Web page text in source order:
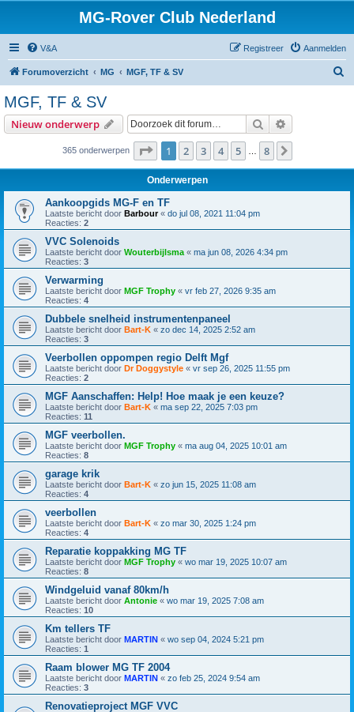
MG-Rover Club Nederland
V&A Aanmelden
Registreer
Forumoverzicht MG MGF, TF & SV
MGF, TF & SV
Nieuw onderwerp Zoek
365 onderwerpen Pagina van 8
1 2 3 4 5 8
Onderwerpen
Aankoopgids MG-F en TF
Laatste bericht door Barbour« do jul 08, 2021 11:04 pm
Reacties: 2
VVC Solenoids
Laatste bericht door Wouterbijlsma « ma jun 08, 2026 4:34 pm
Reacties: 3
Verwarming
Laatste bericht door MGF Trophy « vr feb 27, 2026 9:35 am
Reacties: 4
Dubbele snelheid instrumentenpaneel
Laatste bericht door Bart-K « zo dec 14, 2025 2:52 am
Reacties: 3
Veerbollen oppompen regio Delft Mgf
Laatste bericht door Dr Doggystyle « vr sep 26, 2025 11:55 pm
Reacties: 2
MGF Aanschaffen: Help! Hoe maak je een keuze?
Laatste bericht door Bart-K « ma sep 22, 2025 7:03 pm
Reacties: 11
MGF veerbollen.
Laatste bericht door MGF Trophy « ma aug 04, 2025 10:01 am
Reacties: 8
garage krik
Laatste bericht door Bart-K « zo jun 15, 2025 11:08 am
Reacties: 4
veerbollen
Laatste bericht door Bart-K « zo mar 30, 2025 1:24 pm
Reacties: 4
Reparatie koppakking MG TF
Laatste bericht door MGF Trophy « wo mar 19, 2025 10:07 am
Reacties: 8
Windgeluid vanaf 80km/h
Laatste bericht door Antonie « wo mar 19, 2025 7:08 am
Reacties: 10
Km tellers TF
Laatste bericht door MARTIN « wo sep 04, 2024 5:21 pm
Reacties: 1
Raam blower MG TF 2004
Laatste bericht door MARTIN « zo feb 25, 2024 9:54 am
Reacties: 3
Renovatieproject MGF VVC